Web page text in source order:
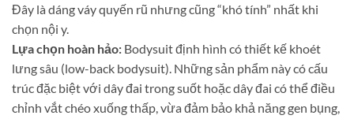
Đây là dáng váy quyến rũ nhưng cũng “khó tính” nhất khi
chọn nội y.
Lựa chọn hoàn hảo: Bodysuit định hình có thiết kế khoét
lưng sâu (low-back bodysuit). Những sản phẩm này có cấu
trúc đặc biệt với dây đai trong suốt hoặc dây đai có thể điều
chỉnh vắt chéo xuống thấp, vừa đảm bảo khả năng gen bụng,